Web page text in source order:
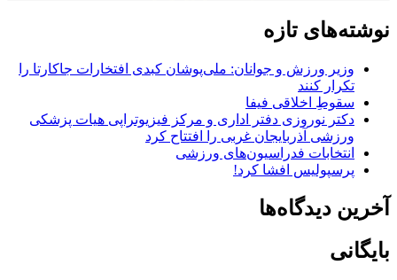
نوشته‌های تازه
وزیر ورزش و جوانان: ملی‌پوشان کبدی افتخارات جاکارتا را
تکرار کنند
سقوطِ اخلاقی فیفا
دکتر نوروزی دفتر اداری و مرکز فیزیوتراپی هیات پزشکی
ورزشی آذربایجان غربی را افتتاح کرد
انتخابات فدراسیون‌های ورزشی
پرسپولیس افشا کرد!
آخرین دیدگاه‌ها
بایگانی